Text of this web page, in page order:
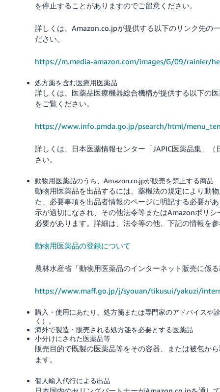
を停止することがありますのでご留意ください。
詳しくは、Amazon.co.jpが提供する以下のリンク先の
ださい。
https://m.media-amazon.com/images/G/09/rainier/
処方薬を含む医療用医薬品
詳しくは、医薬品医療機器総合機構が提供する以下の
をご覧ください。
https://www.info.pmda.go.jp/psearch/html/
詳しくは、日本医薬情報センター「JAPIC医薬品集」（
さい。
動物用医薬品のうち、Amazon.co.jpが販売を禁止する商品
動物用医薬品を出品するには、薬機法の規定により動
た、必要事項を出品者情報のページに明記する必要が
示が適切になされ、その他法令等またはAmazonポリ
必要があります。詳細は、法令等の他、下記の情報を
動物用医薬品の登録について
農林水産省「動物用医薬品のインターネット販売に係
https://www.maff.go.jp/j/syouan/tikusui/yakuzi/
購入・使用にあたり、処方箋または専門家のアドバイスや
く）。
海外で製造・販売される処方箋を必要とする医薬品
小分けにされた医薬品等
販売目的で既製の医薬品等をその容器、または被包か
ます。
個人輸入代行による出品